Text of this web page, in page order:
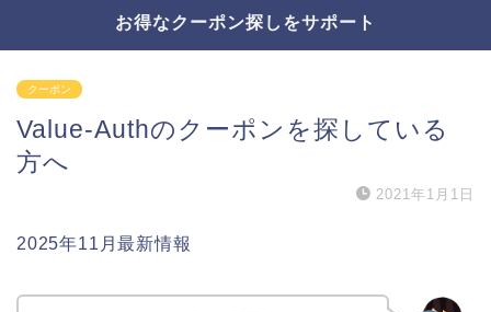
お得なクーポン探しをサポート
クーポン
Value-Authのクーポンを探している
方へ
2021年1月1日
2025年11月最新情報